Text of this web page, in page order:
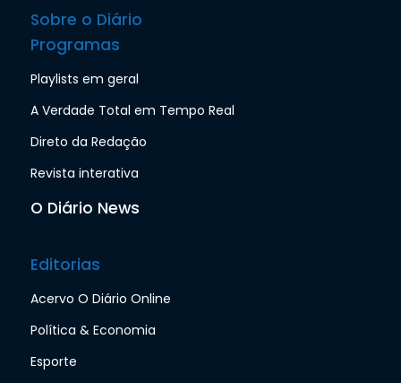
Sobre o Diário
Programas
Playlists em geral
A Verdade Total em Tempo Real
Direto da Redação
Revista interativa
O Diário News
Editorias
Acervo O Diário Online
Política & Economia
Esporte